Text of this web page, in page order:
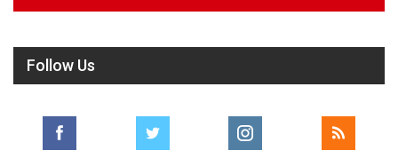
Follow Us